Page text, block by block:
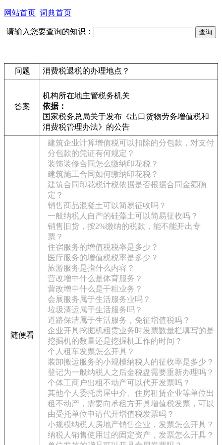
网站首页 词典首页
请输入您要查询的知识：
问题 消费税退税的办理地点？
答案
机构所在地主管税务机关
依据：
国家税务总局关于发布《出口货物劳务增值税和
消费税管理办法》的公告
随便看
建筑企业计算增值税可以扣除的分包款，对支付
分包款的凭证有何规定？
装饰装修合同怎么缴纳印花税？
建筑施工合同如何缴纳印花税？
建筑合同印花税计税依据是否根据合同金额确
定？
销售商品混凝土可以简易征收吗？
一般纳税人自产的硅藻土可以简易征收吗？
销售旧货，按2%缴纳的税款，能不能开出专
票？
住宿服务的增值税税率是多少？
医疗服务的增值税税率是多少？
旅游服务是指什么内容？
营改增中什么是体育服务？
营改增中什么是干租业务？
会展服务属于生活服务业吗？
垃圾清运属于生活服务吗？
道路保洁属于生活服务，免征增值税吗？
企业开具挖掘机租赁业务时发票数量栏填写的是
挖掘机的数量还是挖掘机工作的时间？
个人租车发票怎么开具？
装卸搬运服务的小规模纳税人的征收率是多少？
登记为一般纳税人之后金税盘需要重新办理吗？
个体工商户出租不动产可以代开发票吗？
其他个人委托房屋中介、住房租赁企业等单位出
租不动产，需要向承租方开具增值税发票，可以
由受托单位申请代开增值税发票吗？
小规模纳税人房地产销售企业，发票怎么开具？
纳税人销售使用过的固定资产，发票怎么开具？